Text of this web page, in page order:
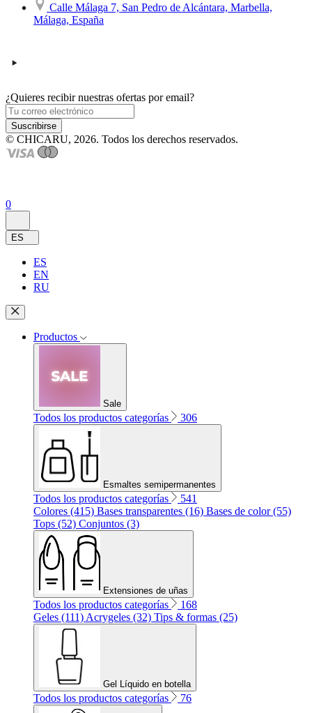
Calle Málaga 7, San Pedro de Alcántara, Marbella,
Málaga, España
¿Quieres recibir nuestras ofertas por email?
Suscribirse
© CHICARU, 2026. Todos los derechos reservados.
0
ES
ES
EN
RU
Productos
Sale
Todos los productos categorías 306
Esmaltes semipermanentes
Todos los productos categorías
541
Colores (415) Bases transparentes (16) Bases de color (55)
Tops (52) Conjuntos (3)
Extensiones de uñas
Todos los productos categorías
168
Geles (111) Acrygeles (32) Tips & formas (25)
Gel Líquido en botella
Todos los productos categorías 76